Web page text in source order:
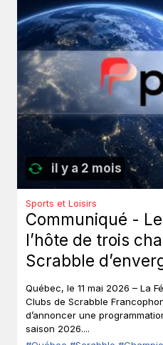
il y a 2 mois
Sports et Loisirs
Communiqué -
l’hôte de trois
Scrabble
Québec, le 11 mai 2026 – La
Clubs de Scrabble
d’annoncer une
saison 2026....